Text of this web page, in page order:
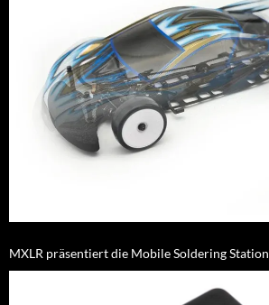
MXLR präsentiert die Mobile Soldering Station